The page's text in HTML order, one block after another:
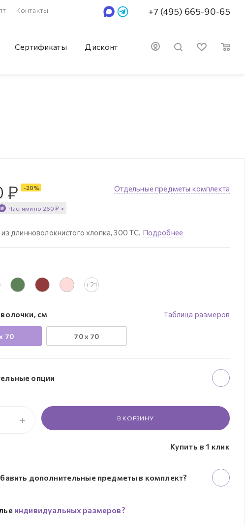
Контакты +7 (495) 665-90-65
Сертификаты Дисконт
₽ -20%
Частями по 260 ₽ >
Отдельные предметы комплекта
длинноволокнистого хлопка, 300 ТС. Подробнее
+21
Таблица размеров
см
70 70 х 70
опции
В КОРЗИНУ
Купить в 1 клик
дополнительные предметы в комплект?
индивидуальных размеров?